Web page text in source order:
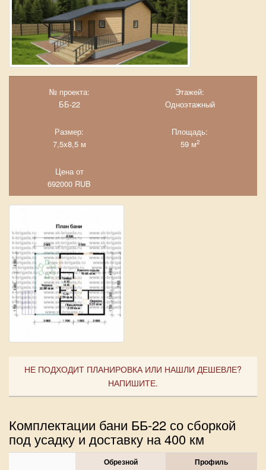
№ проекта:
ББ-22
Этажей:
Одноэтажный
Размер:
7,5х8,5 м
Площадь:
59 м2
Цена от
692000 RUB
НЕ ПОДХОДИТ ПЛАНИРОВКА ИЛИ НАШЛИ ДЕШЕВЛЕ?
НАПИШИТЕ.
Комплектации бани ББ-22 со сборкой
под усадку и доставку на 400 км
Обрезной
Профиль